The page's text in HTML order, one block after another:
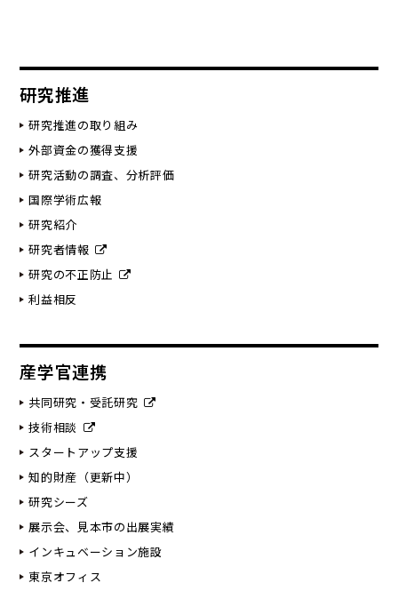
研究推進
研究推進の取り組み
外部資金の獲得支援
研究活動の調査、分析評価
国際学術広報
研究紹介
研究者情報
研究の不正防止
利益相反
産学官連携
共同研究・受託研究
技術相談
スタートアップ支援
知的財産（更新中）
研究シーズ
展示会、見本市の出展実績
インキュベーション施設
東京オフィス